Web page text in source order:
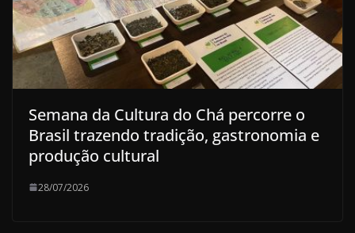
Semana da Cultura do Chá percorre o
Brasil trazendo tradição, gastronomia e
produção cultural
28/07/2026